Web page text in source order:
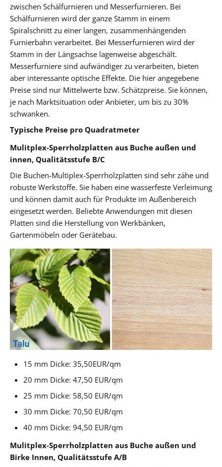
zwischen Schälfurnieren und Messerfurnieren. Bei
Schälfurnieren wird der ganze Stamm in einem
Spiralschnitt zu einer langen, zusammenhängenden
Furnierbahn verarbeitet. Bei Messerfurnieren wird der
Stamm in der Längsachse lagenweise abgeschält.
Messerfurniere sind aufwändiger zu verarbeiten, bieten
aber interessante optische Effekte. Die hier angegebene
Preise sind nur Mittelwerte bzw. Schätzpreise. Sie können,
je nach Marktsituation oder Anbieter, um bis zu 30%
schwanken.
Typische Preise pro Quadratmeter
Mulitplex-Sperrholzplatten aus Buche außen und
innen, Qualitätsstufe B/C
Die Buchen-Multiplex-Sperrholzplatten sind sehr zähe und
robuste Werkstoffe. Sie haben eine wasserfeste Verleimung
und können damit auch für Produkte im Außenbereich
eingesetzt werden. Beliebte Anwendungen mit diesen
Platten sind die Herstellung von Werkbänken,
Gartenmöbeln oder Gerätebau.
15 mm Dicke: 35,50EUR/qm
20 mm Dicke: 47,50 EUR/qm
25 mm Dicke: 58,50 EUR/qm
30 mm Dicke: 70,50 EUR/qm
40 mm Dicke: 94,50 EUR/qm
Mulitplex-Sperrholzplatten aus Buche außen und
Birke Innen, Qualitätsstufe A/B